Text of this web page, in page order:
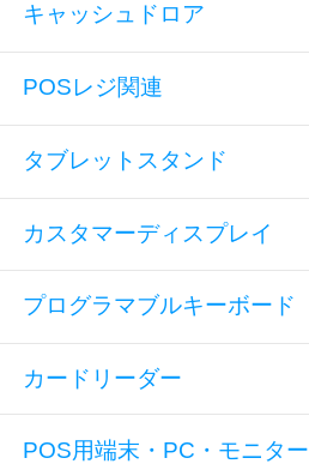
キャッシュドロア
POSレジ関連
タブレットスタンド
カスタマーディスプレイ
プログラマブルキーボード
カードリーダー
POS用端末・PC・モニター